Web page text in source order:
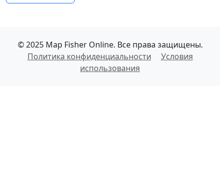
© 2025 Map Fisher Online. Все права защищены.
Политика конфиденциальности
Условия
использования